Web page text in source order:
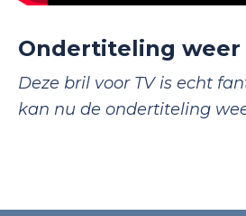
Ondertiteling weer
Deze bril voor TV is echt
kan nu de ondertiteling